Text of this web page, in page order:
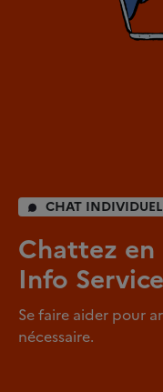
CHAT INDIVIDUEL
Chattez
Info Service
Se faire aider pour
nécessaire.